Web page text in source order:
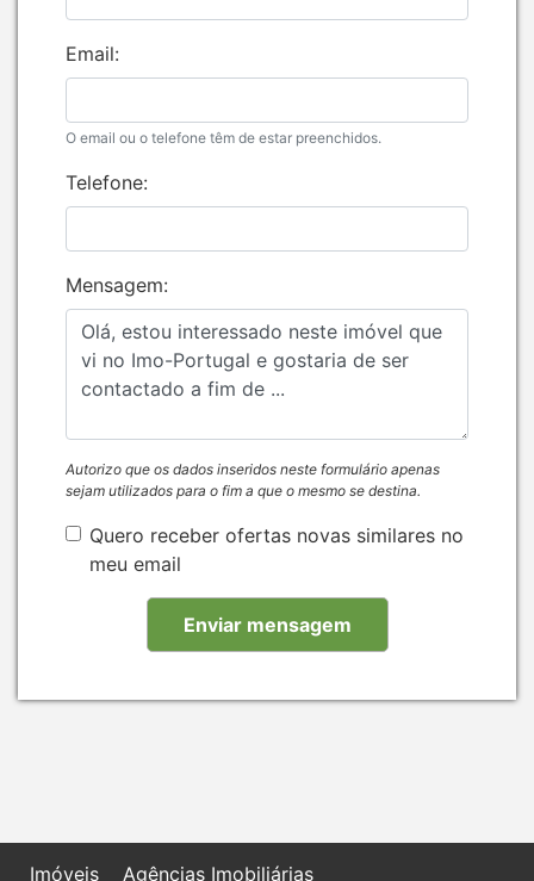
Email:
O email ou o telefone têm de estar preenchidos.
Telefone:
Mensagem:
Autorizo que os dados inseridos neste formulário apenas
sejam utilizados para o fim a que o mesmo se destina.
Quero receber ofertas novas similares no
meu email
Imóveis Agências Imobiliárias